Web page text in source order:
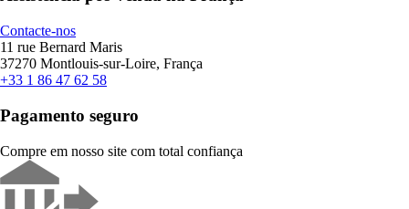
Contacte-nos
11 rue Bernard Maris
37270 Montlouis-sur-Loire, França
+33 1 86 47 62 58
Pagamento seguro
Compre em nosso site com total confiança